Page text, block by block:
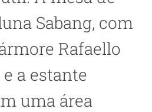
Sabang, com
Rafaello
a estante
uma área